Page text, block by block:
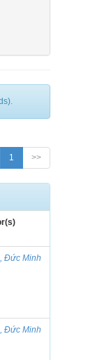
1 >>
Đức Minh
Đức Minh